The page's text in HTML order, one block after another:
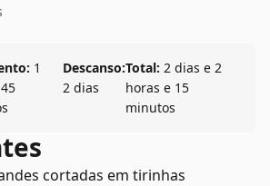
1
Descanso:
2 dias
Total: 2 dias e 2
horas e 15
minutos
cortadas em tirinhas